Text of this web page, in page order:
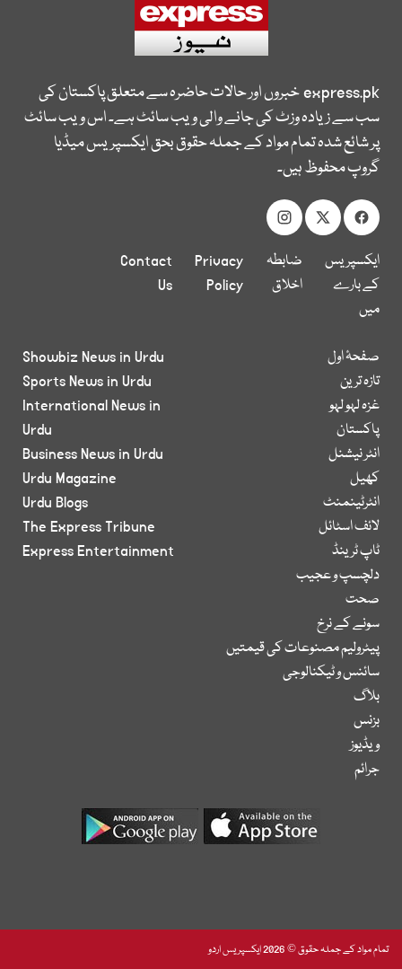
express.pkخبروں اور حالات حاضرہ سے متعلق پاکستان کی
سب سے زیادہ وزٹ کی جانے والی ویب سائٹ ہے۔ اس ویب سائٹ
پر شائع شدہ تمام مواد کے جملہ حقوق بحق ایکسپریس میڈیا
گروپ محفوظ ہیں۔
ایکسپریس
کے بارے
میں
ضابطہ
اخلاق
Privacy
Policy
Contact
Us
صفحۂ اول
تازہ ترین
غزہ لہو لہو
پاکستان
انٹر نیشنل
کھیل
انٹرٹینمنٹ
لائف اسٹائل
ٹاپ ٹرینڈ
دلچسپ و عجیب
صحت
سونے کے نرخ
پیٹرولیم مصنوعات کی قیمتیں
سائنس و ٹیکنالوجی
بلاگ
بزنس
ویڈیوز
جرائم
Showbiz News in Urdu
Sports News in Urdu
International News in
Urdu
Business News in Urdu
Urdu Magazine
Urdu Blogs
The Express Tribune
Express Entertainment
تمام مواد کے جملہ حقوق © 2026 ایکسپریس اردو